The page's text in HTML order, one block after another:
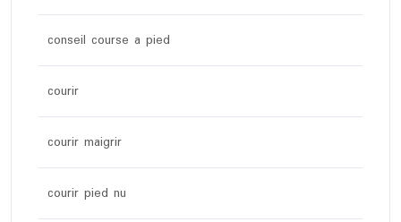
conseil course a pied
courir
courir maigrir
courir pied nu